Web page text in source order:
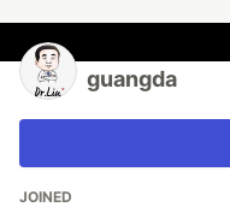
guangda
JOINED